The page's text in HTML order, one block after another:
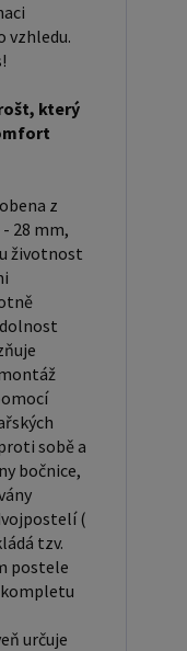
za standardní
jsou ideální
v ložnici,
a dalších
lze doplnit
i úložným
cm a
komfortní
ideální pro
než
postele
za
Před
dostatek
svou dobrou
dřevo
tvrdší
barvou a
která díky
oranžovo
vzhledu.
který
z
28 mm,
životnost
sobě a
bočnice,
(
tzv.
postele
určuje